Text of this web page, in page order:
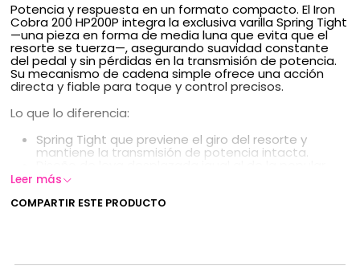
Potencia y respuesta en un formato compacto. El Iron
Cobra 200 HP200P integra la exclusiva varilla Spring Tight
—una pieza en forma de media luna que evita que el
resorte se tuerza—, asegurando suavidad constante
del pedal y sin pérdidas en la transmisión de potencia.
Su mecanismo de cadena simple ofrece una acción
directa y fiable para toque y control precisos.
Lo que lo diferencia:
Spring Tight que previene el giro del resorte y
mantiene la transmisión de potencia intacta.
serie Iron Cobra 900 Power Glide, proporcionando la
eficiente.
fiable, con tacto suave y rendimiento profesional en la
Leer más
COMPARTIR ESTE PRODUCTO